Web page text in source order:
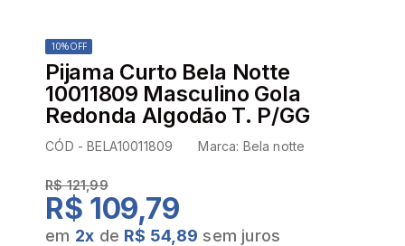
10%OFF
Pijama Curto Bela Notte
10011809 Masculino Gola
Redonda Algodão T. P/GG
CÓD -BELA10011809 Marca: Bela notte
R$ 121,99
R$ 109,79
em 2x de R$ 54,89 sem juros